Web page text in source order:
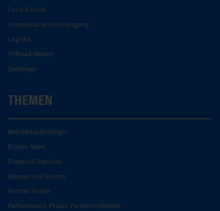
Food & Drink
Kommunal und Entsorgung
Logistik
Offroad-Reisen
Zweiwege
THEMEN
Betriebsanleitungen
Econic News
Financial Services
Messen und Events
Partner finden
Performance. Praxis. Persönlichkeiten.